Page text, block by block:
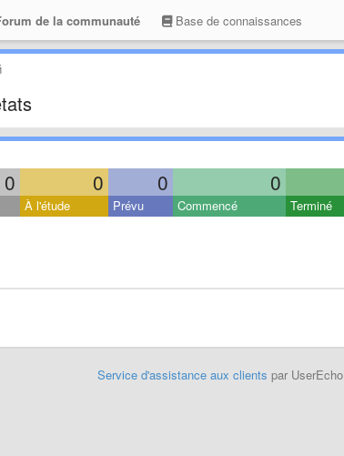
de la communauté Base de connaissances
0 0 0 0
À l'étude Prévu Commencé Terminé
Service d'assistance aux clients par UserEcho